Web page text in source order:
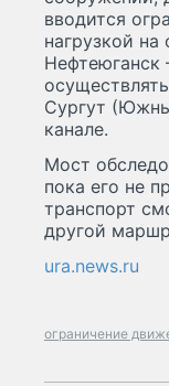
вводится
нагрузкой
Нефтеюганск
Сургут
канале.
Мост
пока его не
транспорт
другой
ura.news.ru
ограничение